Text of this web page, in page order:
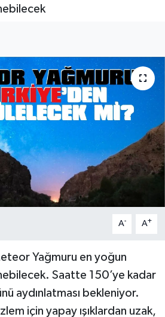
A- A+
Yağmuru en yoğun
Saatte 150’ye kadar
aydınlatması bekleniyor.
için yapay ışıklardan uzak,